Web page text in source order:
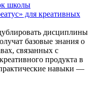
школы
для креативных
дисциплины
базовые знания о
связанных с
продукта в
навыки ―